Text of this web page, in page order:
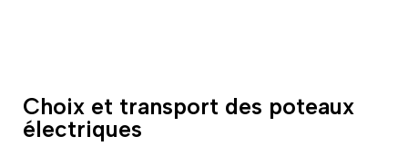
Choix et transport des poteaux
électriques